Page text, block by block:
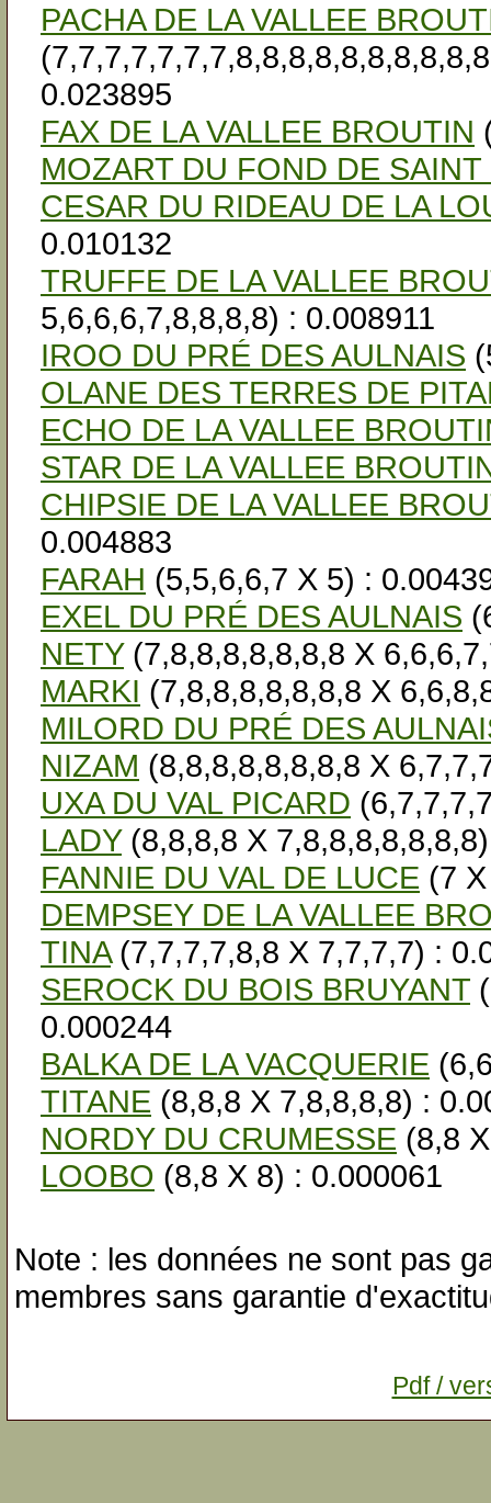
PACHA DE LA VALLEE
0.023895
FAX DE LA VALLEE BROUTIN
MOZART DU FOND DE
CESAR DU RIDEAU DE LA
0.010132
TRUFFE DE LA VALLEE
5,6,6,6,7,8,8,8,8) : 0.008911
IROO DU PRÉ DES AULNAIS
OLANE DES TERRES DE
ECHO DE LA VALLEE
STAR DE LA VALLEE
CHIPSIE DE LA VALLEE
0.004883
FARAH (5,5,6,6,7 X 5) :
EXEL DU PRÉ DES AULNAIS
NETY(7,8,8,8,8,8,8,8 X
MARKI (7,8,8,8,8,8,8,8 X
MILORD DU PRÉ DES
NIZAM (8,8,8,8,8,8,8,8 X
UXA DU VAL PICARD
LADY(8,8,8,8 X
FANNIE DU VAL DE LUCE (7
DEMPSEY DE LA VALLEE
TINA(7,7,7,7,8,8 X 7,7,7,7) :
SEROCK DU BOIS BRUYANT
0.000244
BALKA DE LA VACQUERIE
TITANE (8,8,8 X 7,8,8,8,8) :
NORDY DU CRUMESSE (8,8
LOOBO (8,8 X 8) : 0.000061
Note : les données ne sont pas
membres sans garantie
Pdf /